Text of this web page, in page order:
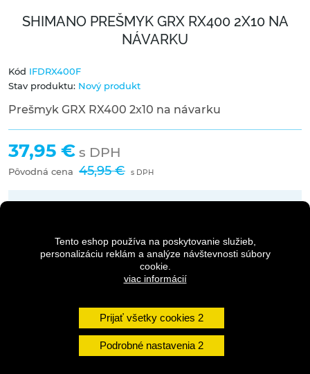
Tento eshop používa na poskytovanie služieb,
personalizáciu reklám a analýze návštevnosti súbory
cookie.
viac informácií
Prijať všetky cookies
Podrobné nastavenia
SHIMANO PREŠMYK GRX RX400 2X10 NA
NÁVARKU
Kód IFDRX400F
Stav produktu: Nový produkt
Prešmyk GRX RX400 2x10 na návarku
37,95 € s DPH
Pôvodná cena 45,95 € s DPH
Dostupnosť: 1 - 3 dni
DO KOŠÍKA